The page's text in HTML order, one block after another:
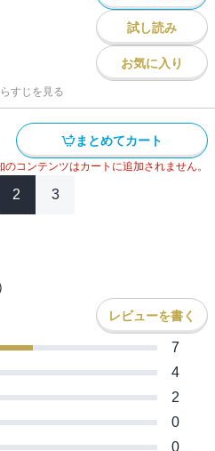
試し読み
お気に入り
すじを見る
まとめてカート
コンテンツはカートに追加されません。
2 3
レビューを書く
7
4
2
0
0